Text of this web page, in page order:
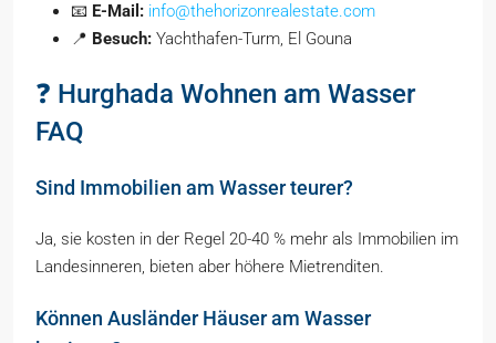
📧 E-Mail: info@thehorizonrealestate.com
📍 Besuch: Yachthafen-Turm, El Gouna
❓ Hurghada Wohnen am Wasser
FAQ
Sind Immobilien am Wasser teurer?
Ja, sie kosten in der Regel 20-40 % mehr als Immobilien im
Landesinneren, bieten aber höhere Mietrenditen.
Können Ausländer Häuser am Wasser